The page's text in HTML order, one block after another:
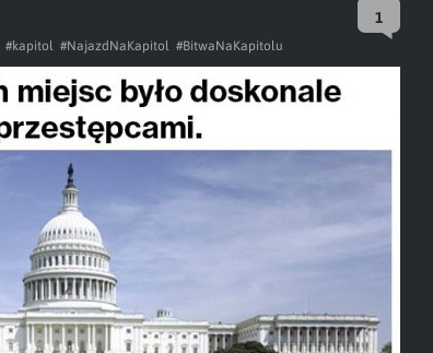
1
#kapitol #NajazdNaKapitol #BitwaNaKapitolu